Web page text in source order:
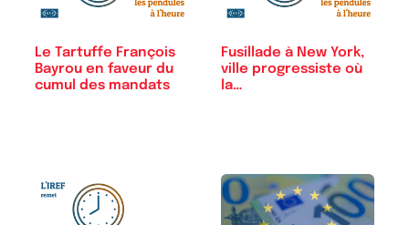
Le Tartuffe François
Bayrou en faveur du
cumul des mandats
Fusillade à New York,
ville progressiste où
la…